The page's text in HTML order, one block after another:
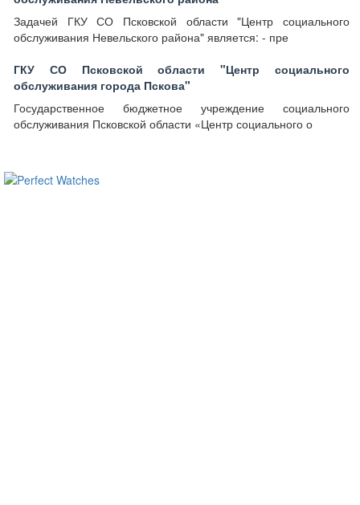
Задачей ГКУ СО Псковской области "Центр социального
обслуживания Невельского района" является: - пре
ГКУ СО Псковской области "Центр социального
обслуживания города Пскова"
Государственное бюджетное учреждение социального
обслуживания Псковской области «Центр социального о